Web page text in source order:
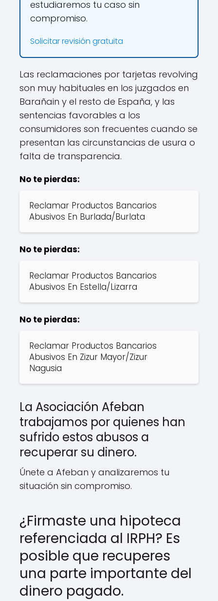
estudiaremos tu caso sin
compromiso.
Solicitar revisión gratuita
Las reclamaciones por tarjetas revolving
son muy habituales en los juzgados en
Barañain y el resto de España, y las
sentencias favorables a los
consumidores son frecuentes cuando se
presentan las circunstancias de usura o
falta de transparencia.
No te pierdas:
Reclamar Productos Bancarios
Abusivos En Burlada/Burlata
No te pierdas:
Reclamar Productos Bancarios
Abusivos En Estella/Lizarra
No te pierdas:
Reclamar Productos Bancarios
Abusivos En Zizur Mayor/Zizur
Nagusia
La Asociación Afeban
trabajamos por quienes han
sufrido estos abusos a
recuperar su dinero.
Únete a Afeban y analizaremos tu
situación sin compromiso.
¿Firmaste una hipoteca
referenciada al IRPH? Es
posible que recuperes
una parte importante del
dinero pagado.